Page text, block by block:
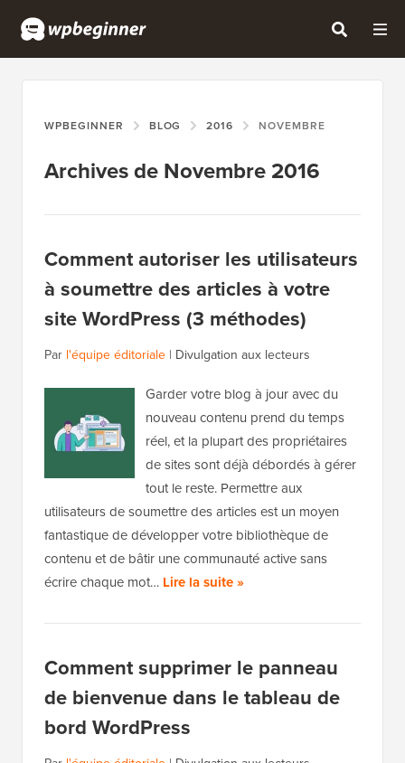
WPBEGINNER BLOG 2016 NOVEMBRE
Archives de Novembre 2016
Comment autoriser les utilisateurs
à soumettre des articles à votre
site WordPress (3 méthodes)
Par l'équipe éditoriale | Divulgation aux lecteurs
Garder votre blog à jour avec du
nouveau contenu prend du temps
réel, et la plupart des propriétaires
de sites sont déjà débordés à gérer
tout le reste. Permettre aux
utilisateurs de soumettre des articles est un moyen
fantastique de développer votre bibliothèque de
contenu et de bâtir une communauté active sans
écrire chaque mot… Lire la suite »
Comment supprimer le panneau
de bienvenue dans le tableau de
bord WordPress